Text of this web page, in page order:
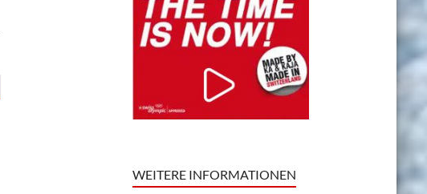
WEITERE INFORMATIONEN